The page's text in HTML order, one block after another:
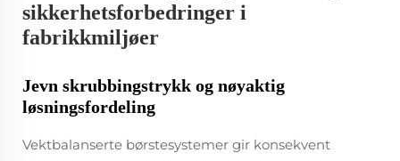
sikkerhetsforbedringer i
fabrikkmiljøer
Jevn skrubbingstrykk og nøyaktig
løsningsfordeling
Vektbalanserte børstesystemer gir konsekvent